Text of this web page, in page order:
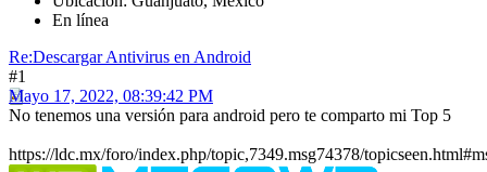
En línea
Re:Descargar Antivirus en Android
#1
Mayo 17, 2022, 08:39:42 PM
No tenemos una versión para android pero te comparto mi Top 5
https://ldc.mx/foro/index.php/topic,7349.msg74378/